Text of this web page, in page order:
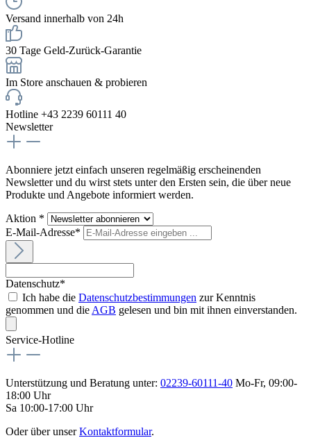
Versand innerhalb von 24h
30 Tage Geld-Zurück-Garantie
Im Store anschauen & probieren
Hotline +43 2239 60111 40
Newsletter
Abonniere jetzt einfach unseren regelmäßig erscheinenden
Newsletter und du wirst stets unter den Ersten sein, die über neue
Produkte und Angebote informiert werden.
Aktion *
E-Mail-Adresse*
Datenschutz*
Ich habe die Datenschutzbestimmungen zur Kenntnis
genommen und die AGB gelesen und bin mit ihnen einverstanden.
Service-Hotline
Unterstützung und Beratung unter: 02239-60111-40 Mo-Fr, 09:00-
18:00 Uhr
Sa 10:00-17:00 Uhr
Oder über unserKontaktformular.